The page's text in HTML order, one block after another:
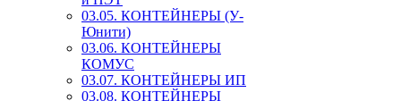
03.05. КОНТЕЙНЕРЫ (У-
Юнити)
03.06. КОНТЕЙНЕРЫ
КОМУС
03.07. КОНТЕЙНЕРЫ ИП
03.08. КОНТЕЙНЕРЫ